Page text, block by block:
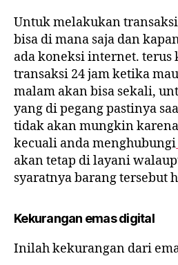
Untuk melakukan
bisa di mana saja dan
ada koneksi internet.
transaksi 24 jam ketika
malam akan bisa sekali,
yang di pegang pastinya
tidak akan mungkin
kecuali anda menghubungi
akan tetap di layani
syaratnya barang tersebut
Kekurangan emas digital
Inilah kekurangan dari